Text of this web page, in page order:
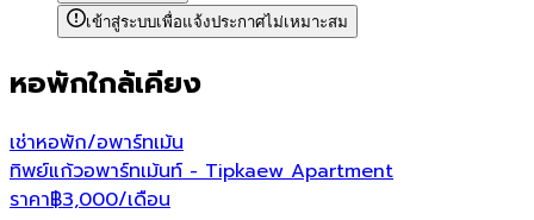
เข้าสู่ระบบเพื่อแจ้งประกาศไม่เหมาะสม
หอพักใกล้เคียง
เช่าหอพัก/อพาร์ทเม้น
ทิพย์แก้วอพาร์ทเม้นท์ - Tipkaew Apartment
ราคา฿3,000/เดือน